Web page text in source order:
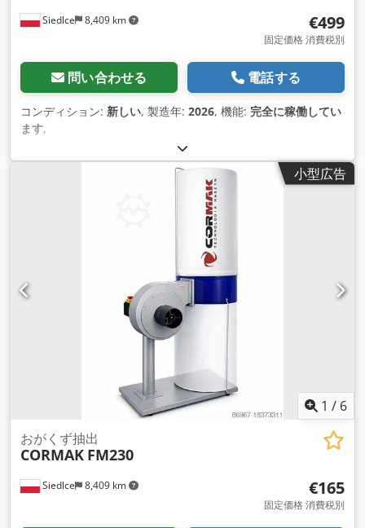
Siedlce 8,409 km €499
固定価格 消費税別
問い合わせる 電話する
コンディション: 新しい, 製造年: 2026, 機能: 完全に稼働してい
ます,
小型広告
1 / 6
Siedlce 8,409 km
おがくず抽出
CORMAK FM230
€165
固定価格 消費税別